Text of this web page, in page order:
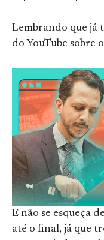
Lembrando que já
do YouTube sobre
E não se esqueça
até o final, já que